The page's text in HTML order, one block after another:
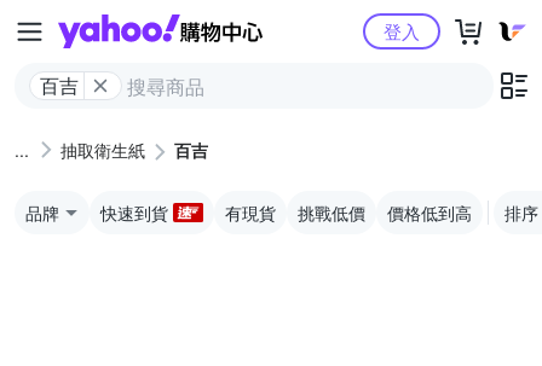
Yahoo購物中心
百吉
登入
抽取衛生紙 百吉
品牌 快速到貨 有現貨 挑戰低價 價格低到高 排序